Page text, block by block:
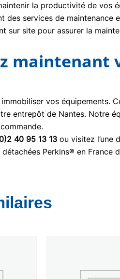
la productivité de vos
des services de
sur site pour assurer la
maintenant
vos équipements.
entrepôt de Nantes. Notre
40 95 13 13 ou visitez l’une
Perkins® en France